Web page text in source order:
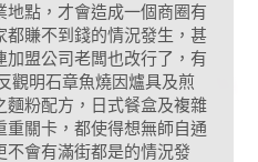
點，才會造成一個商圈有
都賺不到錢的情況發生，甚
加盟公司老闆也改行了，有
觀明石章魚燒因爐具及煎
麵粉配方，日式餐盒及複雜
關卡，都使得想無師自通
不會有滿街都是的情況發